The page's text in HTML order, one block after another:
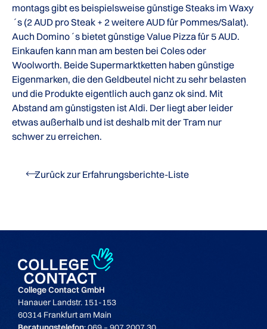
montags gibt es beispielsweise günstige Steaks im Waxy
´s (2 AUD pro Steak + 2 weitere AUD für Pommes/Salat).
Auch Domino´s bietet günstige Value Pizza für 5 AUD.
Einkaufen kann man am besten bei Coles oder
Woolworth. Beide Supermarktketten haben günstige
Eigenmarken, die den Geldbeutel nicht zu sehr belasten
und die Produkte eigentlich auch ganz ok sind. Mit
Abstand am günstigsten ist Aldi. Der liegt aber leider
etwas außerhalb und ist deshalb mit der Tram nur
schwer zu erreichen.
Zurück zur Erfahrungsberichte-Liste
College Contact GmbH
Hanauer Landstr. 151-153
60314 Frankfurt am Main